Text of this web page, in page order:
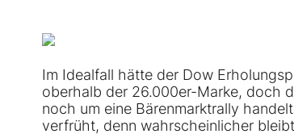
Im Idealfall hätte der Dow
oberhalb der 26.000er-Marke, doch
noch um eine Bärenmarktrally
verfrüht, denn wahrscheinlicher